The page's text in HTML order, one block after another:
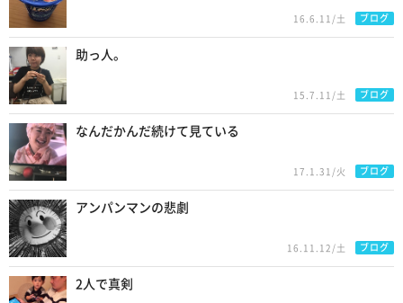
16.6.11/土 ブログ
助っ人。
15.7.11/土 ブログ
なんだかんだ続けて見ている
17.1.31/火 ブログ
アンパンマンの悲劇
16.11.12/土 ブログ
2人で真剣